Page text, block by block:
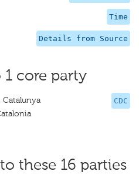
Time
Details from Source
core party
CDC
these 16 parties